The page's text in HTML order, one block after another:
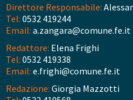
Direttore Responsabile:
Tel: 0532 419244
Email: a.zangara@comune.fe.it
Redattore: Elena Frighi
Tel: 0532 419338
Email: e.frighi@comune.fe.it
Redazione: Giorgia Mazzotti